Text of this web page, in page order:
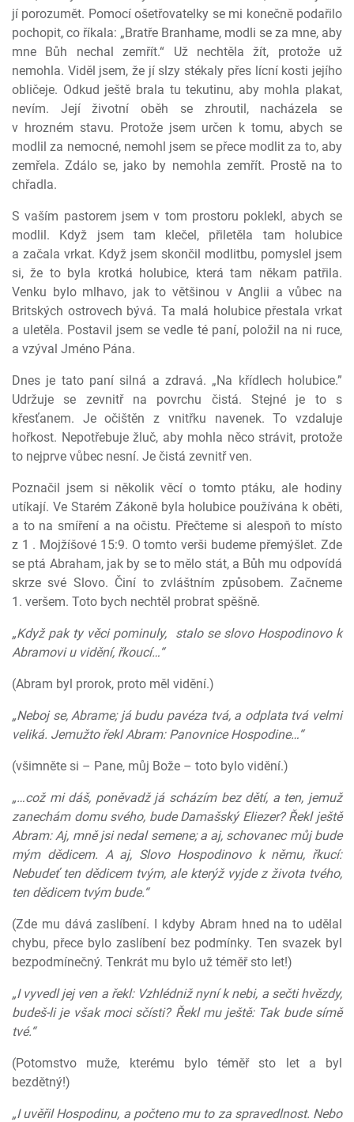
jí porozumět. Pomocí ošetřovatelky se mi konečně podařilo
pochopit, co říkala: „Bratře Branhame, modli se za mne, aby
mne Bůh nechal zemřít.“ Už nechtěla žít, protože už
nemohla. Viděl jsem, že jí slzy stékaly přes lícní kosti jejího
obličeje. Odkud ještě brala tu tekutinu, aby mohla plakat,
nevím. Její životní oběh se zhroutil, nacházela se
v hrozném stavu. Protože jsem určen k tomu, abych se
modlil za nemocné, nemohl jsem se přece modlit za to, aby
zemřela. Zdálo se, jako by nemohla zemřít. Prostě na to
chřadla.
S vaším pastorem jsem v tom prostoru poklekl, abych se
modlil. Když jsem tam klečel, přiletěla tam holubice
a začala vrkat. Když jsem skončil modlitbu, pomyslel jsem
si, že to byla krotká holubice, která tam někam patřila.
Venku bylo mlhavo, jak to většinou v Anglii a vůbec na
Britských ostrovech bývá. Ta malá holubice přestala vrkat
a uletěla. Postavil jsem se vedle té paní, položil na ni ruce,
a vzýval Jméno Pána.
Dnes je tato paní silná a zdravá. „Na křídlech holubice.”
Udržuje se zevnitř na povrchu čistá. Stejné je to s
křesťanem. Je očištěn z vnitřku navenek. To vzdaluje
hořkost. Nepotřebuje žluč, aby mohla něco strávit, protože
to nejprve vůbec nesní. Je čistá zevnitř ven.
Poznačil jsem si několik věcí o tomto ptáku, ale hodiny
utíkají. Ve Starém Zákoně byla holubice používána k oběti,
a to na smíření a na očistu. Přečteme si alespoň to místo
z 1 . Mojžíšové 15:9. O tomto verši budeme přemýšlet. Zde
se ptá Abraham, jak by se to mělo stát, a Bůh mu odpovídá
skrze své Slovo. Činí to zvláštním způsobem. Začneme
1. veršem. Toto bych nechtěl probrat spěšně.
„Když pak ty věci pominuly,
stalo se slovo Hospodinovo k
Abramovi u vidění, řkoucí…“
(Abram byl prorok, proto měl vidění.)
„Neboj se, Abrame; já budu pavéza tvá, a odplata tvá velmi
veliká. Jemužto řekl Abram: Panovnice Hospodine…“
(všimněte si – Pane, můj Bože – toto bylo vidění.)
„…což mi dáš, poněvadž já scházím bez dětí, a ten, jemuž
zanechám domu svého, bude Damašský Eliezer? Řekl ještě
Abram: Aj, mně jsi nedal semene; a aj, schovanec můj bude
mým dědicem. A aj, Slovo Hospodinovo k němu, řkucí:
Nebudeť ten dědicem tvým, ale kterýž vyjde z života tvého,
ten dědicem tvým bude.“
(Zde mu dává zaslíbení. I kdyby Abram hned na to udělal
chybu, přece bylo zaslíbení bez podmínky. Ten svazek byl
bezpodmínečný. Tenkrát mu bylo už téměř sto let!)
„I vyvedl jej ven a řekl: Vzhlédniž nyní k nebi, a sečti hvězdy,
budeš-li je však moci sčísti? Řekl mu ještě: Tak bude símě
tvé.“
(Potomstvo muže, kterému bylo téměř sto let a byl
bezdětný!)
„I uvěřil Hospodinu, a počteno mu to za spravedlnost. Nebo